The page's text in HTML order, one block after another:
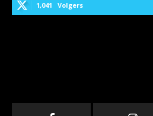
1,041 Volgers